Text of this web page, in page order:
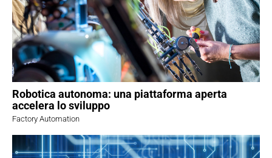
Robotica autonoma: una piattaforma aperta
accelera lo sviluppo
Factory Automation